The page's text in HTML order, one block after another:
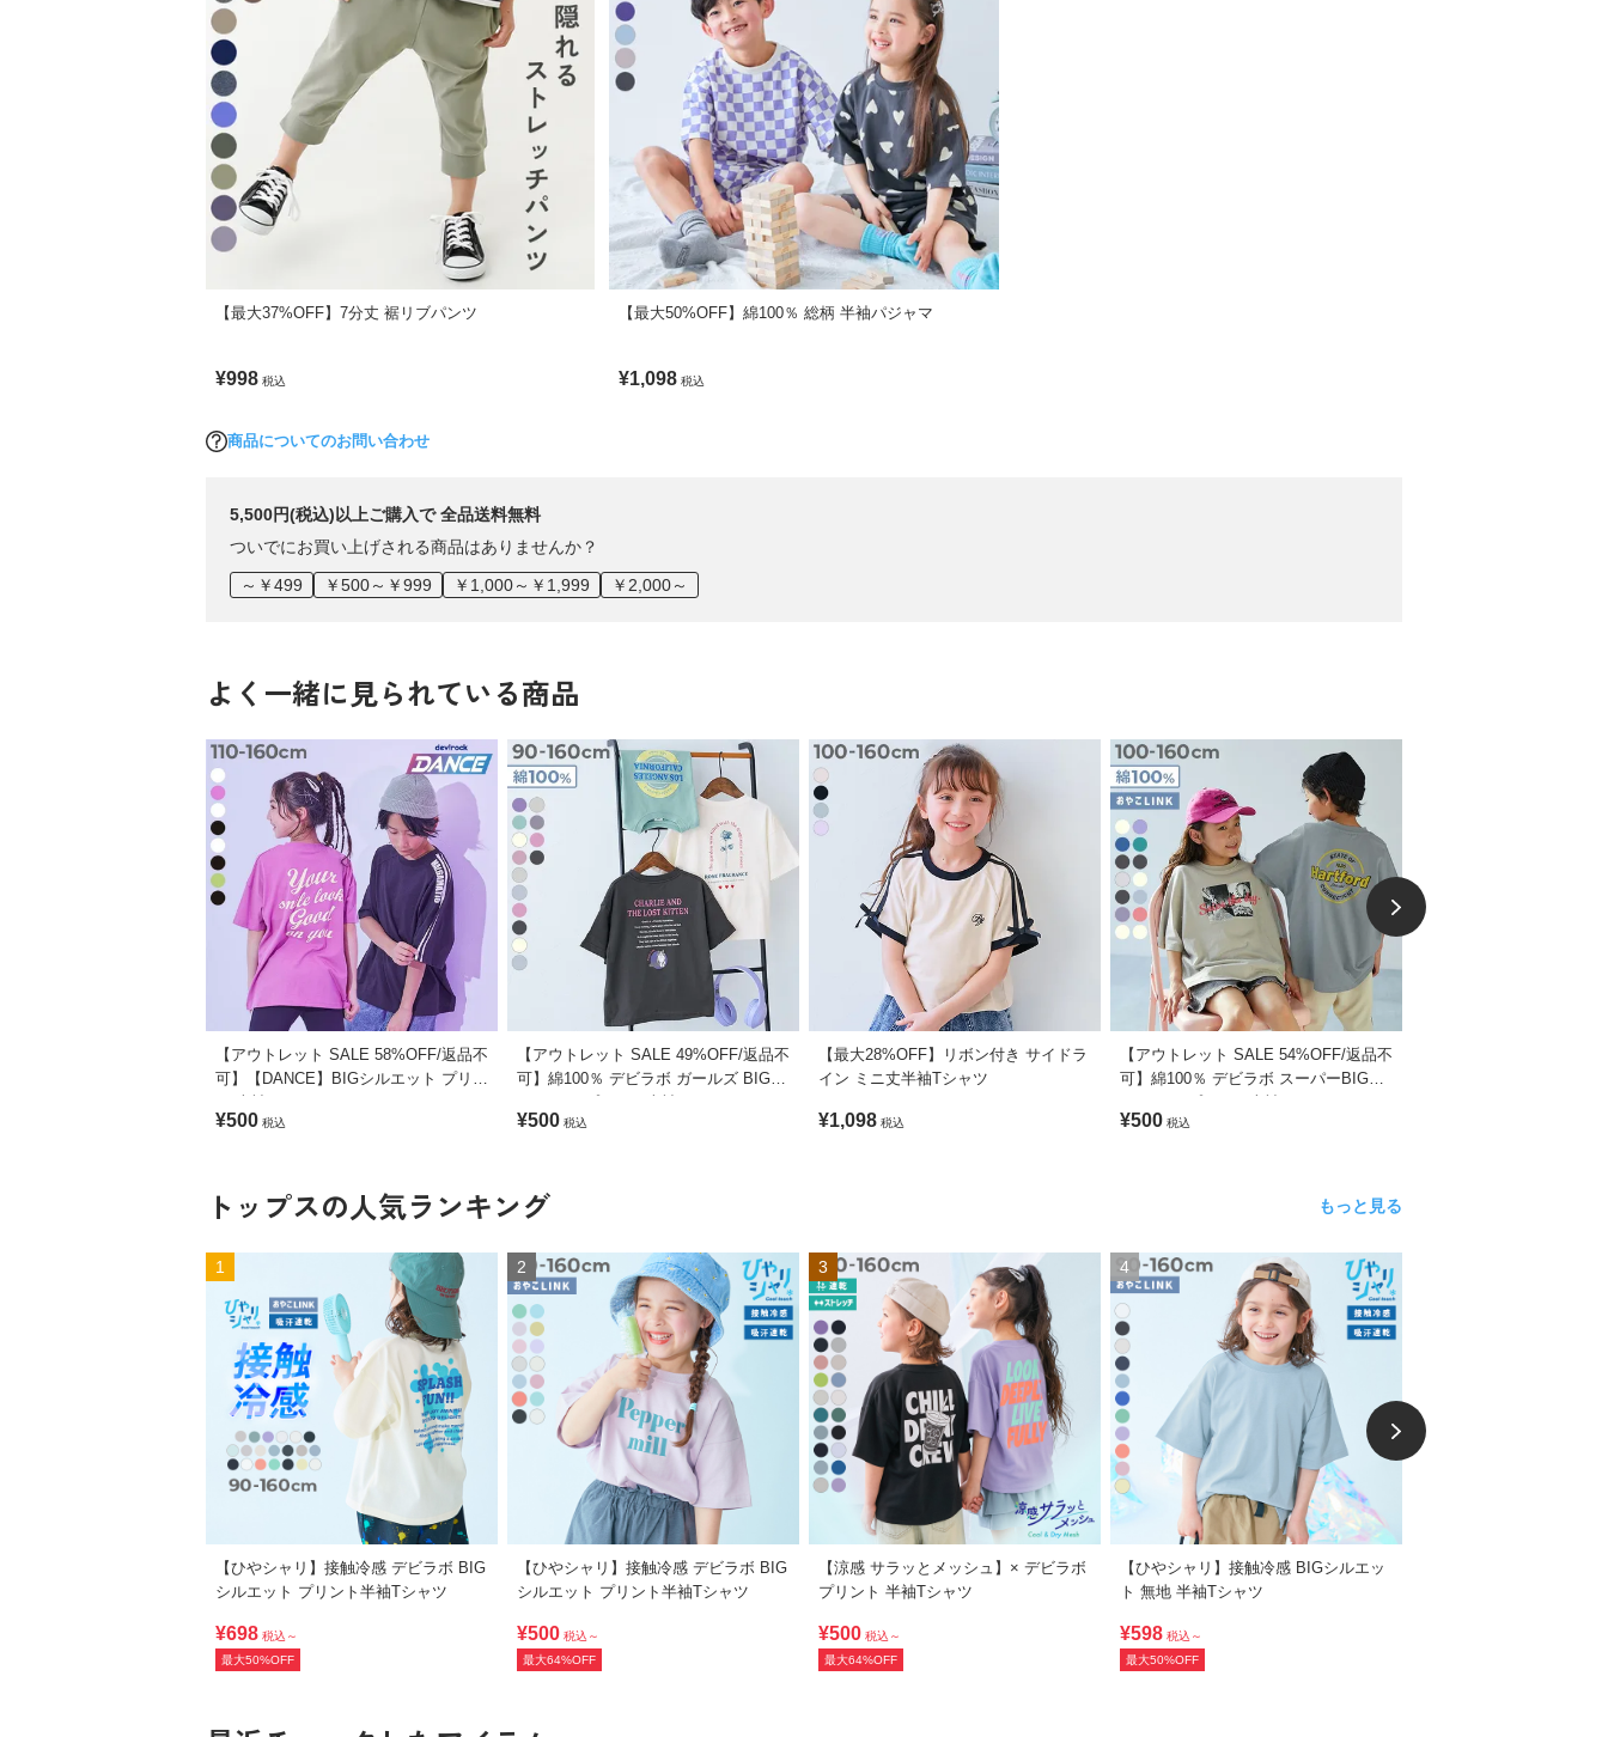
トップスを主役にデニムやストレッチパンツなどを合わせれば、通園・通学コーデにも着まわしやすいアイテムです。
【最大37%OFF】7分丈 裾リブパンツ
¥998 税込
【最大50%OFF】綿100％ 総柄 半袖パジャマ
¥1,098 税込
商品についてのお問い合わせ
5,500円(税込)以上ご購入で 全品送料無料
ついでにお買い上げされる商品はありませんか？
～￥499
￥500～￥999 ￥1,000～￥1,999 ￥2,000～
よく一緒に見られている商品
【アウトレット SALE 58%OFF/返品不
可】【DANCE】BIGシルエット プリン
¥500 税込
【アウトレット SALE 49%OFF/返品不
可】綿100％ デビラボ ガールズ BIGシ
¥500 税込
【最大28%OFF】リボン付き サイドラ
イン ミニ丈半袖Tシャツ
¥1,098 税込
【アウトレット SALE 54%OFF/返品不
可】綿100％ デビラボ スーパーBIGシ
¥500 税込
トップスの人気ランキング もっと見る
1
【ひやシャリ】接触冷感 デビラボ BIG
シルエット プリント半袖Tシャツ
¥698 税込～
最大50%OFF
2
【ひやシャリ】接触冷感 デビラボ BIG
シルエット プリント半袖Tシャツ
¥500 税込～
最大64%OFF
3
【涼感 サラッとメッシュ】× デビラボ
プリント 半袖Tシャツ
¥500 税込～
最大64%OFF
4
【ひやシャリ】接触冷感 BIGシルエッ
ト 無地 半袖Tシャツ
¥598 税込～
最大50%OFF